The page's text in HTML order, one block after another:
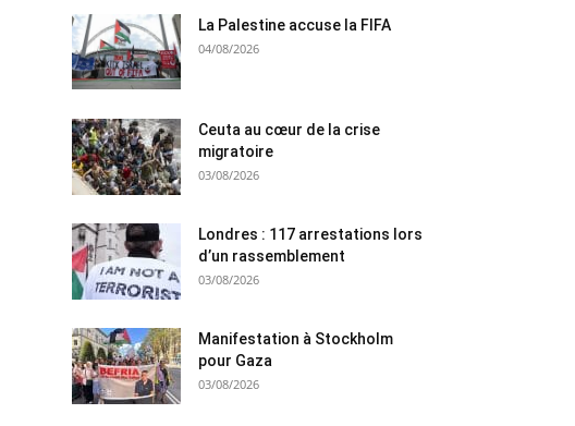
La Palestine accuse la FIFA
04/08/2026
Ceuta au cœur de la crise
migratoire
03/08/2026
Londres : 117 arrestations lors
d’un rassemblement
03/08/2026
Manifestation à Stockholm
pour Gaza
03/08/2026